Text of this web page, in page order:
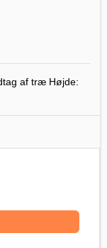
af træ Højde: